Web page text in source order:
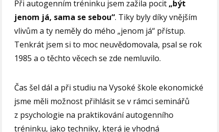
Při autogenním tréninku jsem zažila pocit „být
jenom já, sama se sebou“. Tiky byly díky vnějším
vlivům a ty neměly do mého „jenom já“ přístup.
Tenkrát jsem si to moc neuvědomovala, psal se rok
1985 a o těchto věcech se zde nemluvilo.
Čas šel dál a při studiu na Vysoké škole ekonomické
jsme měli možnost přihlásit se v rámci seminářů
z psychologie na praktikování autogenního
tréninku, jako techniky, která je vhodná